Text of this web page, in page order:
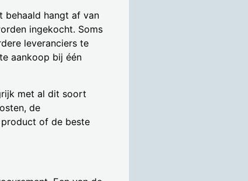
behaald hangt af van
ingekocht. Soms
leveranciers te
aankoop bij één
met al dit soort
de
of de beste